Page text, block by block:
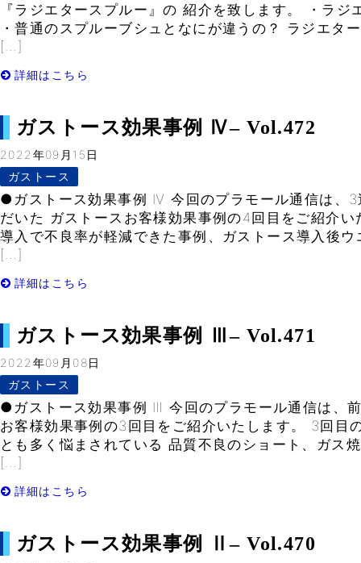
『ラジエタースプルー』の 紹介を致します。 ・ラジ
・普通のスプルーブシュとなにが違うの？ ラジエタ
[…]
詳細はこちら
ガストース効果事例 Ⅳ– Vol.472
2022年09月15日
ガストース
●ガストース効果事例 Ⅳ 今回のプラモール通信は、3
だいた ガストースお客様効果事例の4回目をご紹介
導入で不良率が軽減できた事例、ガストース導入後
[…]
詳細はこちら
ガストース効果事例 Ⅲ– Vol.471
2022年09月08日
ガストース
●ガストース効果事例 Ⅲ 今回のプラモール通信は、
お客様効果事例の3回目をご紹介いたします。 3回目
とも多く悩まされている 品質不良のショート、ガス
[…]
詳細はこちら
ガストース効果事例 Ⅱ– Vol.470